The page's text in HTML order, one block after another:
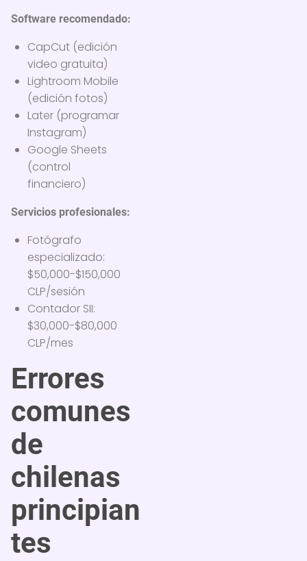
Software recomendado:
CapCut (edición
video gratuita)
Lightroom Mobile
(edición fotos)
Later (programar
Instagram)
Google Sheets
(control
financiero)
Servicios profesionales:
Fotógrafo
especializado:
$50,000-$150,000
CLP/sesión
Contador SII:
$30,000-$80,000
CLP/mes
Errores
comunes
de
chilenas
principian
tes